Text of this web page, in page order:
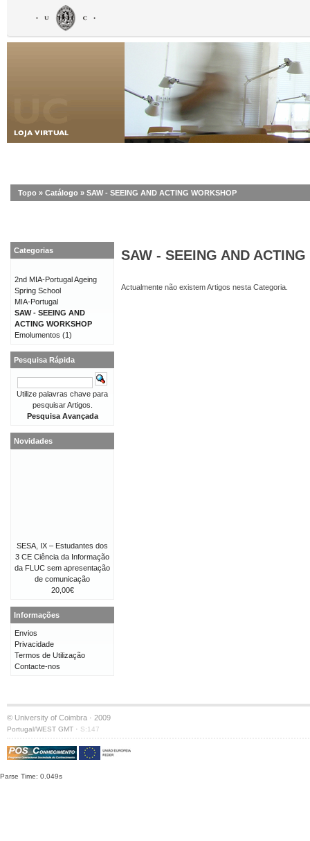
Topo » Catálogo » SAW - SEEING AND ACTING WORKSHOP
SAW - SEEING AND
Actualmente não existem Artigos nesta Categoria.
Categorias
2nd MIA-Portugal Ageing
Spring School
MIA-Portugal
SAW - SEEING AND
ACTING WORKSHOP
Emolumentos (1)
Pesquisa Rápida
Utilize palavras chave para
pesquisar Artigos.
Pesquisa Avançada
Novidades
SESA, IX – Estudantes dos
3 CE Ciência da Informação
da FLUC sem apresentação
de comunicação
20,00€
Informações
Envios
Privacidade
Termos de Utilização
Contacte-nos
© University of Coimbra · 2009
Portugal/WEST GMT · S:147
Parse Time: 0.049s